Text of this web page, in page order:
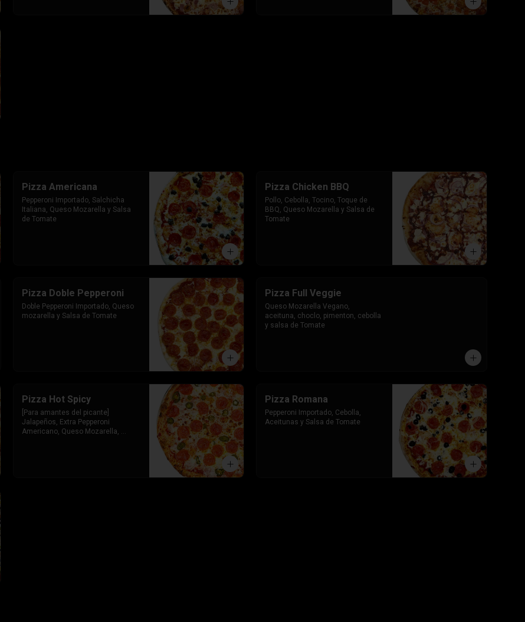
Pizza Americana
Pepperoni Importado, Salchicha
Italiana, Queso Mozarella y Salsa
de Tomate
Pizza Chicken BBQ
Pollo, Cebolla, Tocino, Toque de
BBQ, Queso Mozarella y Salsa de
Tomate
Pizza Doble Pepperoni
Doble Pepperoni Importado, Queso
mozarella y Salsa de Tomate
Pizza Full Veggie
Queso Mozarella Vegano,
aceituna, choclo, pimenton, cebolla
y salsa de Tomate
Pizza Hot Spicy
[Para amantes del picante]
Jalapeños, Extra Pepperoni
Americano, Queso Mozarella,
Pizza Romana
Pepperoni Importado, Cebolla,
Aceitunas y Salsa de Tomate